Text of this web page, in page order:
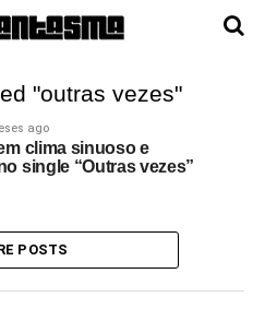
"outras vezes"
ago
clima sinuoso e
single “Outras vezes”
POSTS